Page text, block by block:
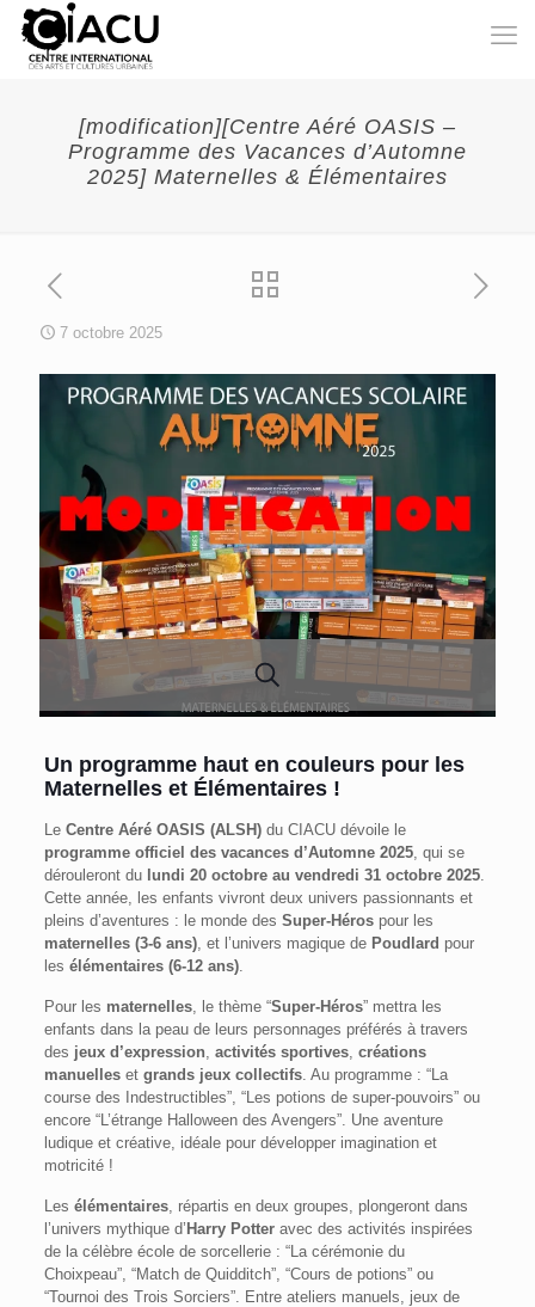
[modification][Centre Aéré OASIS –
Programme des Vacances d’Automne
2025] Maternelles & Élémentaires
7 octobre 2025
Un programme haut en couleurs pour les
Maternelles et Élémentaires !
Le Centre Aéré OASIS (ALSH)du CIACU dévoile le
programme officiel des vacances d’Automne 2025, qui se
dérouleront du lundi 20 octobre au vendredi 31 octobre 2025.
Cette année, les enfants vivront deux univers passionnants et
pleins d’aventures : le monde des Super-Hérospour les
maternelles (3-6 ans), et l’univers magique de Poudlard pour
les élémentaires (6-12 ans).
Pour les maternelles, le thème “Super-Héros” mettra les
enfants dans la peau de leurs personnages préférés à travers
des jeux d’expression activités sportives, créations
manuelleset grands jeux collectifs. Au programme : “La
course des Indestructibles”, “Les potions de super-pouvoirs” ou
encore “L’étrange Halloween des Avengers”. Une aventure
ludique et créative, idéale pour développer imagination et
motricité !
Les élémentaires, répartis en deux groupes, plongeront dans
l’univers mythique d’Harry Potteravec des activités inspirées
de la célèbre école de sorcellerie : “La cérémonie du
Choixpeau”, “Match de Quidditch”, “Cours de potions” ou
“Tournoi des Trois Sorciers”. Entre ateliers manuels, jeux de